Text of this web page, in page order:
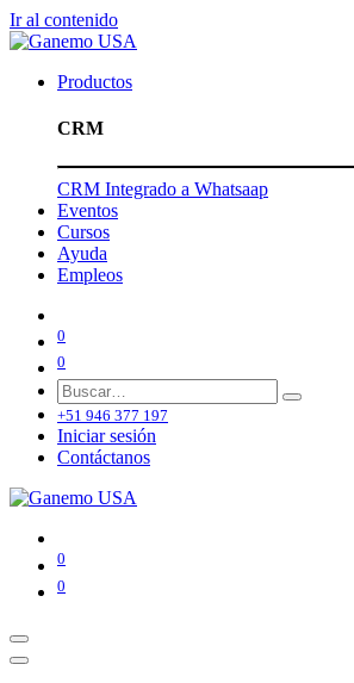
Ir al contenido
Productos
CRM
CRM Integrado a Whatsaap
Eventos
Cursos
Ayuda
Empleos
0
0
+51 946 377 197
Iniciar sesión
Contáctanos
0
0